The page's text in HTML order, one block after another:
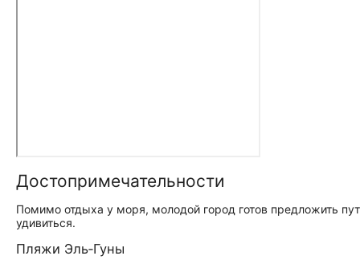
До­сто­при­ме­ча­тель­но­сти
Помимо отдыха у моря, молодой город готов предложить
удивиться.
Пляжи Эль‑Гуны